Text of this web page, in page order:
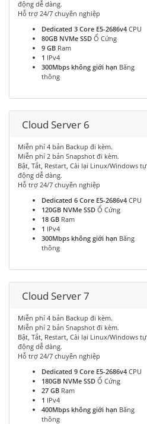
động dễ dàng.
Hỗ trợ 24/7 chuyên nghiệp
Dedicated 3 Core E5-2686v4 CPU
80GB NVMe SSD Ổ Cứng
9 GB Ram
1 IPv4
300Mbps không giới hạn Băng
thông
Cloud Server 6
Miễn phí 4 bản Backup đi kèm.
Miễn phí 2 bản Snapshot đi kèm.
Bật, Tắt, Restart, Cài lại Linux/Windows tự
động dễ dàng.
Hỗ trợ 24/7 chuyên nghiệp
Dedicated 6 Core E5-2686v4 CPU
120GB NVMe SSD Ổ Cứng
18 GB Ram
1 IPv4
300Mbps không giới hạn Băng
thông
Cloud Server 7
Miễn phí 4 bản Backup đi kèm.
Miễn phí 2 bản Snapshot đi kèm.
Bật, Tắt, Restart, Cài lại Linux/Windows tự
động dễ dàng.
Hỗ trợ 24/7 chuyên nghiệp
Dedicated 9 Core E5-2686v4 CPU
180GB NVMe SSD Ổ Cứng
27 GB Ram
1 IPv4
400Mbps không giới hạn Băng
thông